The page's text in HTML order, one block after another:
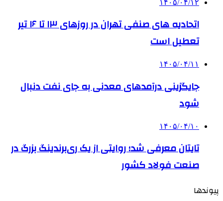
۱۴۰۵/۰۴/۱۲
اتحادیه های صنفی تهران در روزهای ۱۳ تا ۱۶ تیر
تعطیل است
۱۴۰۵/۰۴/۱۱
جایگزینی درآمدهای معدنی به جای نفت دنبال
شود
۱۴۰۵/۰۴/۱۰
تایتان معرفی شد؛ روایتی از یک ری‌برندینگ بزرگ در
صنعت فولاد کشور
پیوندها